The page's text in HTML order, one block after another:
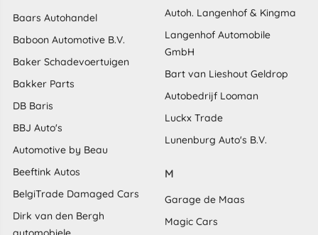
Baars Autohandel
Baboon Automotive B.V.
Baker Schadevoertuigen
Bakker Parts
DB Baris
BBJ Auto's
Automotive by Beau
Beeftink Autos
BelgiTrade Damaged Cars
Dirk van den Bergh
Autoh. Langenhof & Kingma
Langenhof Automobile
GmbH
Bart van Lieshout Geldrop
Autobedrijf Looman
Luckx Trade
Lunenburg Auto's B.V.
M
Garage de Maas
Magic Cars